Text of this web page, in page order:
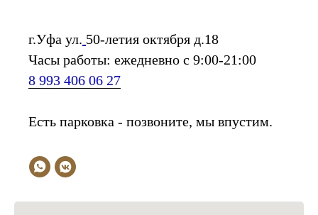
г.Уфа ул. 50-летия октября д.18
Часы работы: ежедневно с 9:00-21:00
8 993 406 06 27
Есть парковка - позвоните, мы впустим.